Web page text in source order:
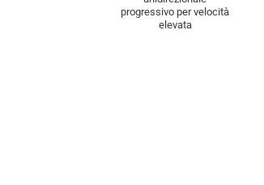
progressivo per velocità
elevata